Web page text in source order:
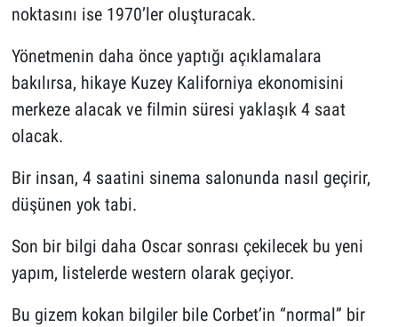
noktasını ise 1970’ler oluşturacak.
Yönetmenin daha önce yaptığı açıklamalara
bakılırsa, hikaye Kuzey Kaliforniya ekonomisini
merkeze alacak ve filmin süresi yaklaşık 4 saat
olacak.
Bir insan, 4 saatini sinema salonunda nasıl geçirir,
düşünen yok tabi.
Son bir bilgi daha Oscar sonrası çekilecek bu yeni
yapım, listelerde western olarak geçiyor.
Bu gizem kokan bilgiler bile Corbet’in “normal” bir